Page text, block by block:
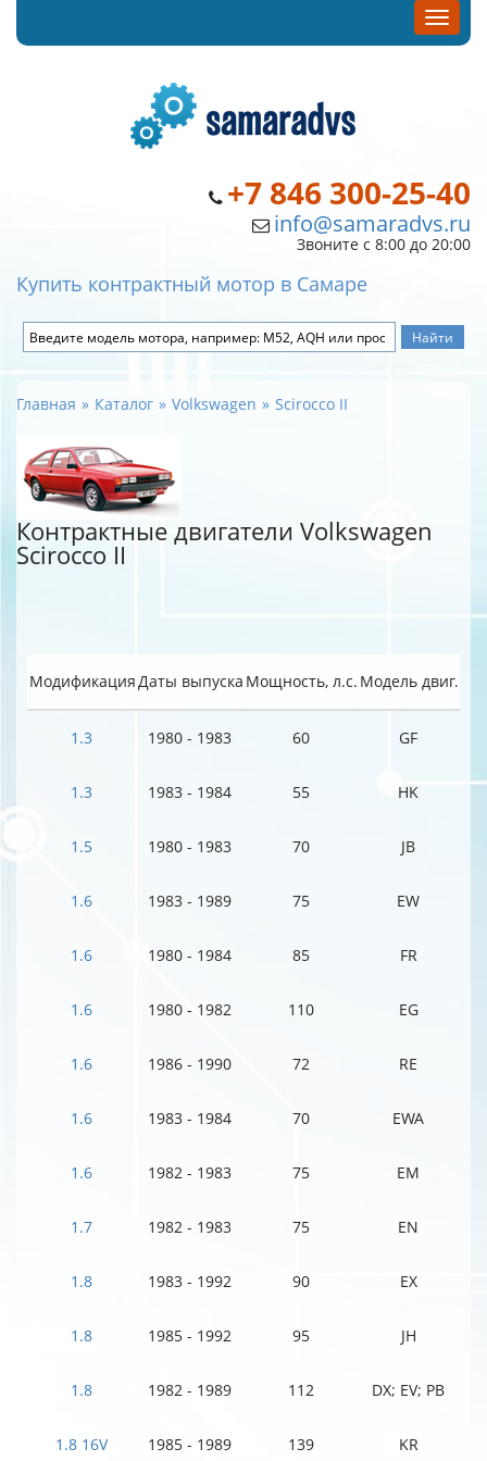
+7 846 300-25-40
info@samaradvs.ru
Звоните с 8:00 до 20:00
Купить контрактный мотор в Самаре
Главная Каталог Volkswagen Scirocco II
Контрактные двигатели Volkswagen
Scirocco II
МодификацияДаты выпуска Мощность, л.с. Модель двиг.
1.3 1980 - 1983 60 GF
1.3 1983 - 1984 55 HK
1.5 1980 - 1983 70 JB
1.6 1983 - 1989 75 EW
1.6 1980 - 1984 85 FR
1.6 1980 - 1982 110 EG
1.6 1986 - 1990 72 RE
1.6 1983 - 1984 70 EWA
1.6 1982 - 1983 75 EM
1.7 1982 - 1983 75 EN
1.8 1983 - 1992 90 EX
1.8 1985 - 1992 95 JH
1.8 1982 - 1989 112 DX; EV; PB
1.8 16V 1985 - 1989 139 KR